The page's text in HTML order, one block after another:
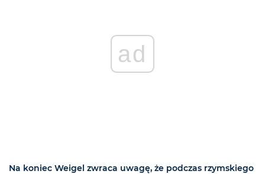
ad
Na koniec Weigel zwraca uwagę, że podczas rzymskiego